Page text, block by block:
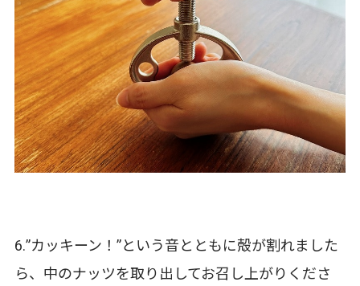
6.”カッキーン！”という音とともに殻が割れました
ら、中のナッツを取り出してお召し上がりくださ